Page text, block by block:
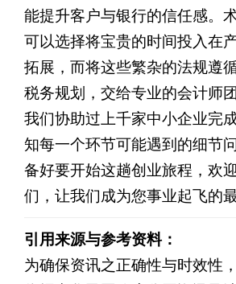
能提升客户与银行的信任感。
可以选择将宝贵的时间投入在
拓展，而将这些繁杂的法规遵
税务规划，交给专业的会计师
我们协助过上千家中小企业完
知每一个环节可能遇到的细节
备好要开始这趟创业旅程，欢
们，让我们成为您事业起飞的
引用来源与参考资料：
为确保资讯之正确性与时效性